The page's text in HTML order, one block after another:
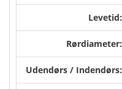
Levetid:
Rørdiameter:
Udendørs / Indendørs: